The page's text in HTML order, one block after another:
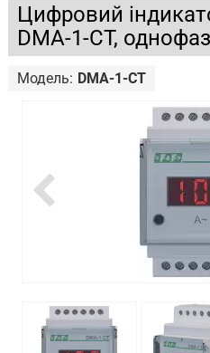
Цифровий
DMA-1-CT,
Модель: DMA-1-CT